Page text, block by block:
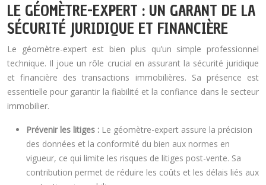
LE GÉOMÈTRE-EXPERT : UN GARANT DE LA
SÉCURITÉ JURIDIQUE ET FINANCIÈRE
Le géomètre-expert est bien plus qu’un simple professionnel
technique. Il joue un rôle crucial en assurant la sécurité juridique
et financière des transactions immobilières. Sa présence est
essentielle pour garantir la fiabilité et la confiance dans le secteur
immobilier.
Prévenir les litiges : Le géomètre-expert assure la précision
des données et la conformité du bien aux normes en
vigueur, ce qui limite les risques de litiges post-vente. Sa
contribution permet de réduire les coûts et les délais liés aux